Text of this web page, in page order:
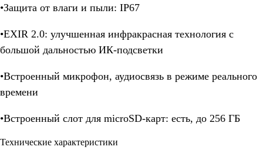
•Защита от влаги и пыли: IP67
•EXIR 2.0: улучшенная инфракрасная технология с
большой дальностью ИК-подсветки
•Встроенный микрофон, аудиосвязь в режиме реального
времени
•Встроенный слот для microSD-карт: есть, до 256 ГБ
Технические характеристики